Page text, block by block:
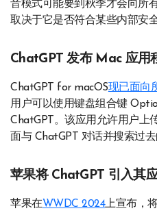
音模式可能要到秋季才会向所
取决于它是否符合某些内部安
ChatGPT 发布 Mac 应用
ChatGPT for macOS现已面向
用户可以使用键盘组合键
ChatGPT。该应用允许用户上
面与 ChatGPT 对话并搜索过去
苹果将​​ ChatGPT 引入其
苹果在WWDC 2024上宣布，